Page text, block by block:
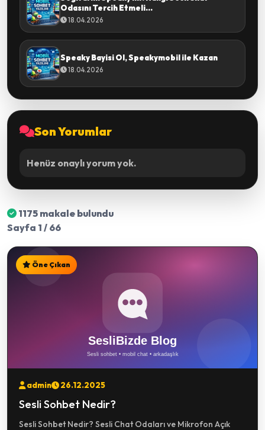
1175 makale bulundu
Sayfa 1 / 66
Öne Çıkan
admin 26.12.2025
Sesli Sohbet Nedir?
Sesli Sohbet Nedir? Sesli Chat Odaları ve Mikrofon Açık
Odasını Tercih Etmeli...
18.04.2026
Speaky Bayisi Ol, Speakymobil ile Kazan
18.04.2026
Son Yorumlar
Henüz onaylı yorum yok.